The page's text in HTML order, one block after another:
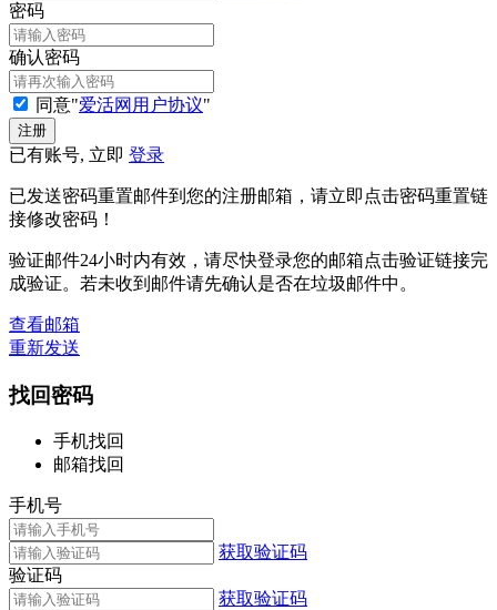
密码
确认密码
同意"爱活网用户协议"
已有账号, 立即 登录
已发送密码重置邮件到您的注册邮箱，请立即点击密码重置链
接修改密码！
验证邮件24小时内有效，请尽快登录您的邮箱点击验证链接完
成验证。若未收到邮件请先确认是否在垃圾邮件中。
查看邮箱
重新发送
找回密码
手机找回
邮箱找回
手机号
获取验证码
验证码
获取验证码